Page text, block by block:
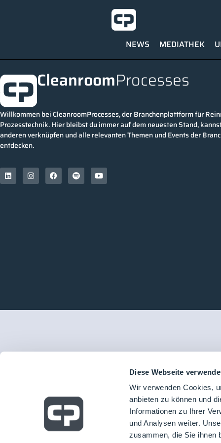
Diese Webseite
Wir verwenden Cookies,
anbieten zu können und
Informationen zu Ihrer
und Analysen weiter.
zusammen, die Sie ihnen
NEWS MEDIATHEK
CleanroomProcesses
Willkommen bei CleanroomProcesses, der Branchenplattform für
Prozesstechnik. Hier bleibst du immer auf dem neuesten Stand,
anderen verknüpfen und alle relevanten Themen und Events der
entdecken.